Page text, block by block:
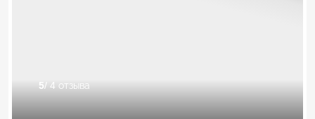
5/ 4 отзыва